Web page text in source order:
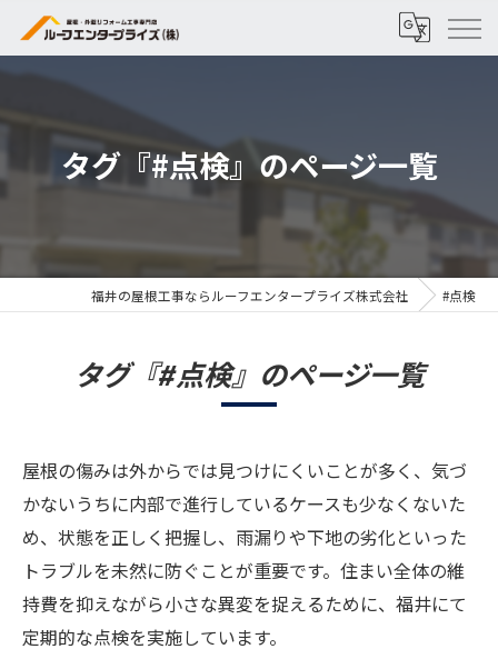
タグ『#点検』のページ一覧
福井の屋根工事ならルーフエンタープライズ株式会社 #点検
タグ『#点検』のページ一覧
屋根の傷みは外からでは見つけにくいことが多く、気づ
かないうちに内部で進行しているケースも少なくないた
め、状態を正しく把握し、雨漏りや下地の劣化といった
トラブルを未然に防ぐことが重要です。住まい全体の維
持費を抑えながら小さな異変を捉えるために、福井にて
定期的な点検を実施しています。